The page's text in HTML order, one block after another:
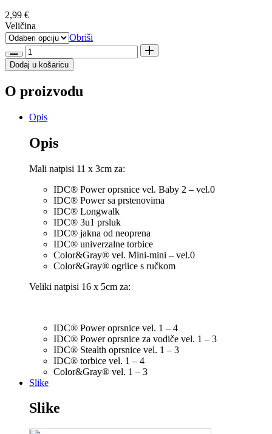
2,99 €
Veličina
Obriši
Julius
K9
Crazy
količina
Dodaj u košaricu
O proizvodu
Opis
Opis
Mali natpisi 11 x 3cm za:
IDC® Power oprsnice vel. Baby 2 – vel.0
IDC® Power sa prstenovima
IDC® Longwalk
IDC® 3u1 prsluk
IDC® jakna od neoprena
IDC® univerzalne torbice
Color&Gray® vel. Mini-mini – vel.0
Color&Gray® ogrlice s ručkom
Veliki natpisi 16 x 5cm za:
IDC® Power oprsnice vel. 1 – 4
IDC® Power oprsnice za vodiče vel. 1 – 3
IDC® Stealth oprsnice vel. 1 – 3
IDC® torbice vel. 1 – 4
Color&Gray® vel. 1 – 3
Slike
Slike